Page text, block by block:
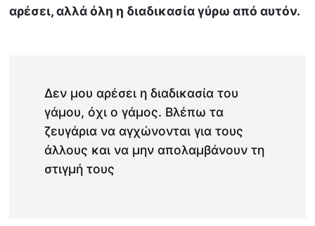
αρέσει, αλλά όλη η διαδικασία γύρω από αυτόν.
Δεν μου αρέσει η διαδικασία του
γάμου, όχι ο γάμος. Βλέπω τα
ζευγάρια να αγχώνονται για τους
άλλους και να μην απολαμβάνουν τη
στιγμή τους